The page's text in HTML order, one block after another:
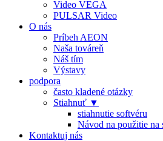
Video VEGA
PULSAR Video
O nás
Príbeh AEON
Naša továreň
Náš tím
Výstavy
podpora
často kladené otázky
Stiahnuť ▼
stiahnutie softvéru
Návod na použitie na
Kontaktuj nás